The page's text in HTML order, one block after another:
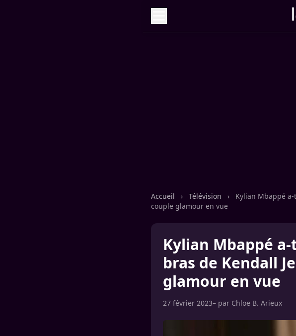
Accueil › Télévision ›
Kylian Mbappé
couple glamour en vue
Kylian Mbappé
bras de Kendall
glamour en vue
27 février 2023– par Chloe B. Arieux